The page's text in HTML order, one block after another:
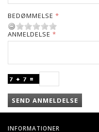
BEDØMMELSE
ANMELDELSE
SEND ANMELDELSE
INFORMATIONER